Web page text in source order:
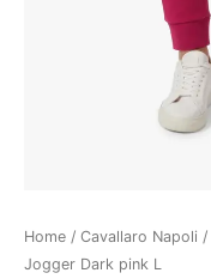
Home / Cavallaro Napoli /
Jogger Dark pink L